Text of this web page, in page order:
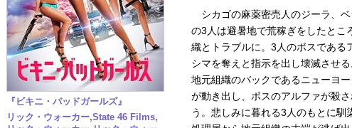
『ビキニ・バッドガールズ』
リック・ウォーカー,State 46 Films,
シカゴの麻薬密売人のジーラ、ベ
の3人は避暑地で荒稼ぎをしたとこ
織とトラブルに。3人のボスである
シマを奪えと指示を出し壊滅させる
地元組織のバックであるニューヨ
が動き出し、ボスのアルファが殺さ
う。悲しみに暮れる3人のもとに馴